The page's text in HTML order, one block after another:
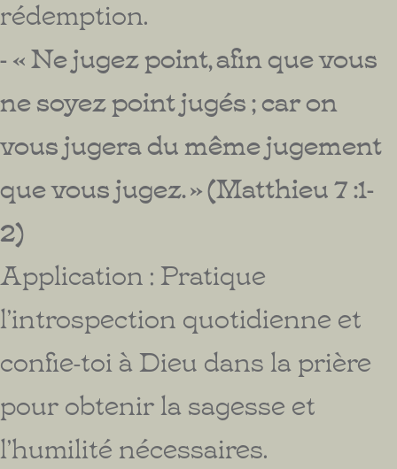
rédemption.
- « Ne jugez point, afin que vous
ne soyez point jugés ; car on
vous jugera du même jugement
que vous jugez. » (Matthieu 7 :1-
2)
Application : Pratique
l’introspection quotidienne et
confie-toi à Dieu dans la prière
pour obtenir la sagesse et
l’humilité nécessaires.